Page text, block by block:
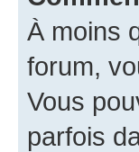
À moins
forum,
Vous
parfois